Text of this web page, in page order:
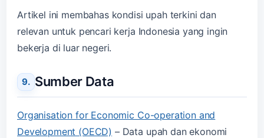
Artikel ini membahas kondisi upah terkini dan
relevan untuk pencari kerja Indonesia yang ingin
bekerja di luar negeri.
Sumber Data
Organisation for Economic Co-operation and
Development (OECD) – Data upah dan ekonomi